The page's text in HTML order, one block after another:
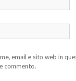
email e sito web in
commento.